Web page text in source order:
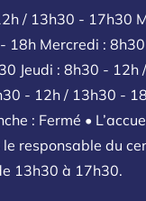
/ 13h30 - 17h30
18h Mercredi :
Jeudi : 8h30 - 12h
- 12h / 13h30 -
: Fermé •
responsable du
13h30 à 17h30.